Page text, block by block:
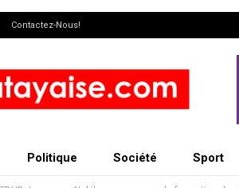
Contactez-Nous!
Politique Société Sport